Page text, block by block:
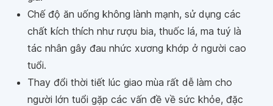
Chế độ ăn uống không lành mạnh, sử dụng các
chất kích thích như rượu bia, thuốc lá, ma tuý là
tác nhân gây đau nhức xương khớp ở người cao
tuổi.
Thay đổi thời tiết lúc giao mùa rất dễ làm cho
người lớn tuổi gặp các vấn đề về sức khỏe, đặc